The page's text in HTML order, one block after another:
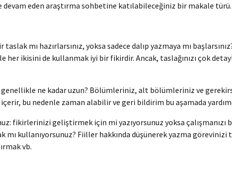
eden araştırma sohbetine katılabileceğiniz bir makale türü.
mı hazırlarsınız, yoksa sadece dalıp yazmaya mı
her ikisini de kullanmak iyi bir fikirdir. Ancak, taslağınızı çok
ne kadar uzun? Bölümleriniz, alt bölümleriniz ve
bu nedenle zaman alabilir ve geri bildirim bu aşamada
fikirlerinizi geliştirmek için mi yazıyorsunuz yoksa çalışmanızı
kullanıyorsunuz? Fiiller hakkında düşünerek yazma görevinizi
vb.